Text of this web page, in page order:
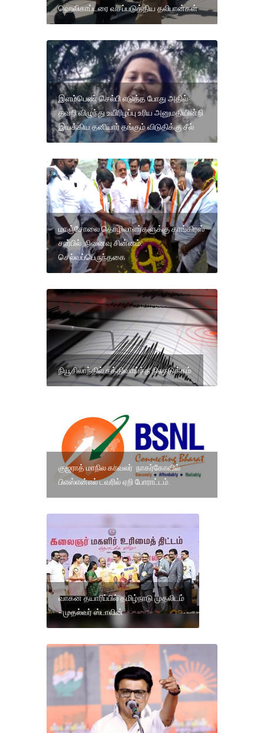
ஹெலிகாப்டரை வசப்படுத்திய தலிபான்கள்
இளம்பெண் செல்பி எடுத்த போது அதில்
தவறி விழுந்து உயிரிழப்பு உரிய அனுமதியின்றி
இயக்கிய தனியார் தங்கும் விடுதிக்கு சீல்
மாஞ்சோலை தொழிலாளர்களுக்கு காங்கிரஸ்
சார்பில் நினைவு சின்னம்:
செல்வப்பெருந்தகை
நியூசிலாந்தில் சக்திவாய்ந்த நிலநடுக்கம்
குஜராத் மாநில காவலர் நாகர்கோவில்
பிஎஸ்என்எல் டவரில் ஏறி போராட்டம்.
வாகன தயாரிப்பில் தமிழ்நாடு முதலிடம்
- முதல்வர் ஸ்டாலின்